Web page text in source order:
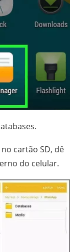
cartão SD, dê
do celular.